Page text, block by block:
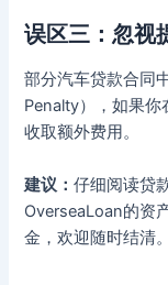
误区三：忽视
部分汽车贷款合同
Penalty），如果
收取额外费用。
建议：仔细阅读贷
OverseaLoan的资
金，欢迎随时结清。